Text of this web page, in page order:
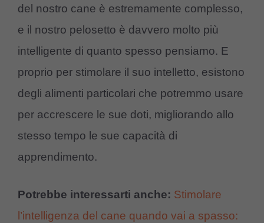
del nostro cane è estremamente complesso,
e il nostro pelosetto è davvero molto più
intelligente di quanto spesso pensiamo. E
proprio per stimolare il suo intelletto, esistono
degli alimenti particolari che potremmo usare
per accrescere le sue doti, migliorando allo
stesso tempo le sue capacità di
apprendimento.
Potrebbe interessarti anche: Stimolare
l’intelligenza del cane quando vai a spasso: